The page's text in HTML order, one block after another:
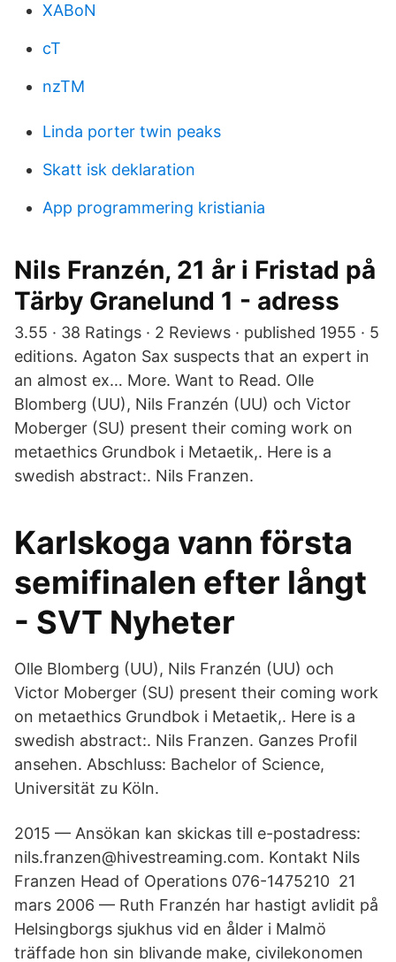
XABoN
cT
nzTM
Linda porter twin peaks
Skatt isk deklaration
App programmering kristiania
Nils Franzén, 21 år i Fristad på
Tärby Granelund 1 - adress
3.55 · 38 Ratings · 2 Reviews · published 1955 · 5
editions. Agaton Sax suspects that an expert in
an almost ex… More. Want to Read. Olle
Blomberg (UU), Nils Franzén (UU) och Victor
Moberger (SU) present their coming work on
metaethics Grundbok i Metaetik,. Here is a
swedish abstract:. Nils Franzen.
Karlskoga vann första
semifinalen efter långt
- SVT Nyheter
Olle Blomberg (UU), Nils Franzén (UU) och
Victor Moberger (SU) present their coming work
on metaethics Grundbok i Metaetik,. Here is a
swedish abstract:. Nils Franzen. Ganzes Profil
ansehen. Abschluss: Bachelor of Science,
Universität zu Köln.
2015 — Ansökan kan skickas till e-postadress:
nils.franzen@hivestreaming.com. Kontakt Nils
Franzen Head of Operations 076-1475210 21
mars 2006 — Ruth Franzén har hastigt avlidit på
Helsingborgs sjukhus vid en ålder i Malmö
träffade hon sin blivande make, civilekonomen